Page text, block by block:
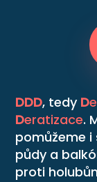
DDD, tedy D
Deratizace.
pomůžeme i
půdy a
proti